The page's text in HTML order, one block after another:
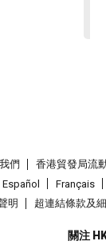
們 香港貿發局流
Español Français
明 超連結條款及
關注